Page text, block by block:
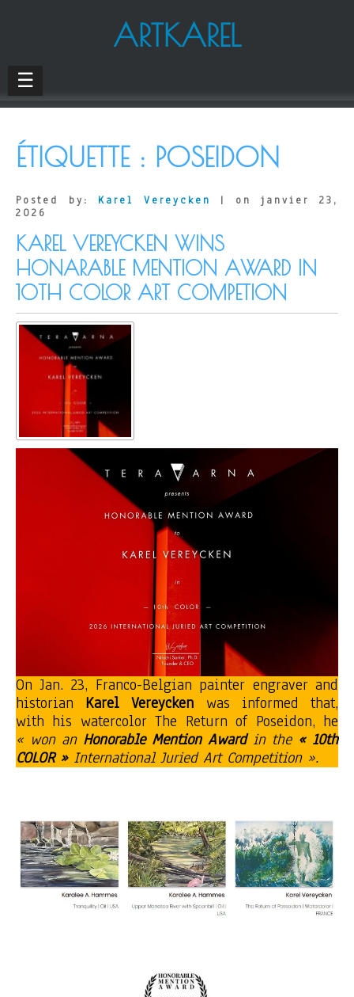
ARTKAREL
☰
ÉTIQUETTE : POSEIDON
Posted by: Karel Vereycken
| on janvier 23,
2026
KAREL VEREYCKEN WINS
HONARABLE MENTION AWARD IN
10TH COLOR ART COMPETION
On Jan. 23, Franco-Belgian painter engraver and
historian Karel Vereycken was informed that,
with his watercolor The Return of Poseidon, he
« won an Honorable Mention Awardin the « 10th
COLOR » International Juried Art Competition ».